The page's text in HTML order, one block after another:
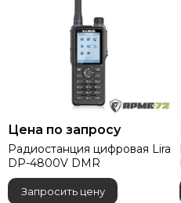
Цена по запросу
Радиостанция цифровая Lira
DP-4800V DMR
Запросить цену